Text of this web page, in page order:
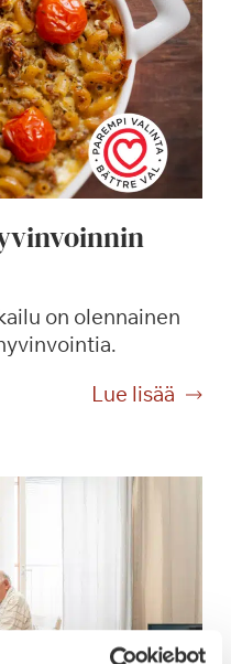
on olennainen
Lue lisää
H
ä